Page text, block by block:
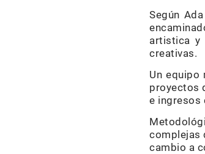
Según
artistica y
creativas.
Un equipo
proyectos
e ingresos
complejas
cambio a